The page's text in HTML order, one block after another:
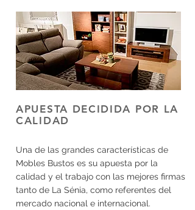
APUESTA DECIDIDA POR LA
CALIDAD
Una de las grandes características de
Mobles Bustos es su apuesta por la
calidad y el trabajo con las mejores firmas
tanto de La Sénia, como referentes del
mercado nacional e internacional.